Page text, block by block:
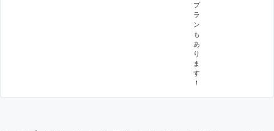
プ
ラ
ン
も
あ
り
ま
す
！